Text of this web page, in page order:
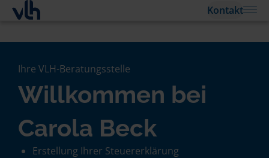
Kontakt
Ihre VLH-Beratungsstelle
Willkommen bei
Carola Beck
Erstellung Ihrer Steuererklärung